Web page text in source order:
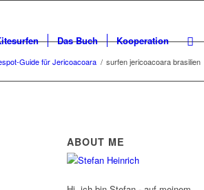
Das Buch Kooperation
Guide für Jericoacoara / surfen jericoacoara brasilien
ABOUT ME